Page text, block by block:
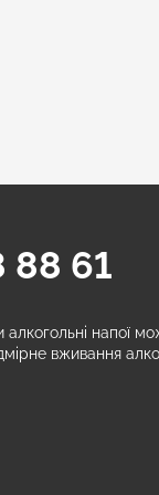
88 61
напої
вживання